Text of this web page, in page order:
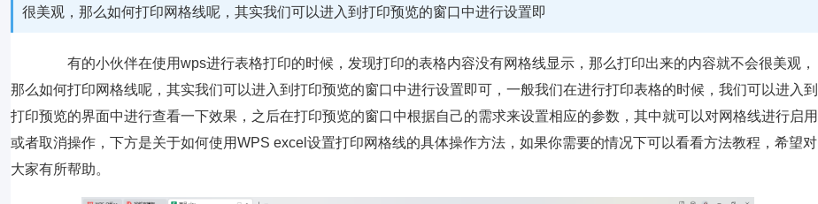
很美观，那么如何打印网格线呢，其实我们可以进入到打印预览的窗口中进行设置即
有的小伙伴在使用wps进行表格打印的时候，发现打印的表格内容没有网格线显示，那么打印出来的内容就不会很美观，
那么如何打印网格线呢，其实我们可以进入到打印预览的窗口中进行设置即可，一般我们在进行打印表格的时候，我们可以进入到
打印预览的界面中进行查看一下效果，之后在打印预览的窗口中根据自己的需求来设置相应的参数，其中就可以对网格线进行启用
或者取消操作，下方是关于如何使用WPS excel设置打印网格线的具体操作方法，如果你需要的情况下可以看看方法教程，希望对
大家有所帮助。